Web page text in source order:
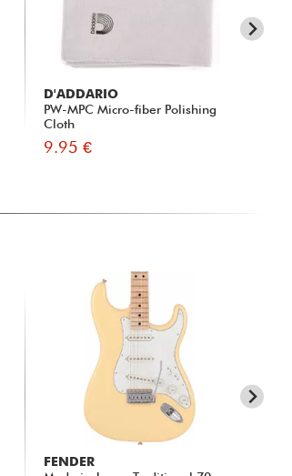
D'ADDARIO
PW-MPC Micro-fiber Polishing
Cloth
9.95 €
FENDER